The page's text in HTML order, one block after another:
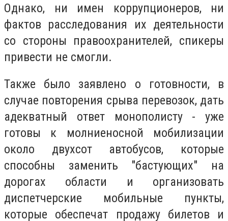
Однако, ни имен коррупционеров, ни
фактов расследования их деятельности
со стороны правоохранителей, спикеры
привести не смогли.
Также было заявлено о готовности, в
случае повторения срыва перевозок, дать
адекватный ответ монополисту - уже
готовы к молниеносной мобилизации
около двухсот автобусов, которые
способны заменить "бастующих" на
дорогах области и организовать
диспетчерские мобильные пункты,
которые обеспечат продажу билетов и